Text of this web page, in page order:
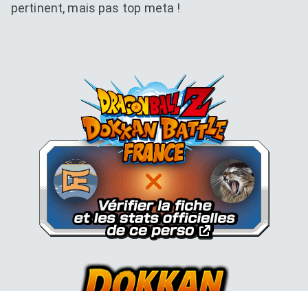
pertinent, mais pas top meta !
Dokkan Essentials x Dragon